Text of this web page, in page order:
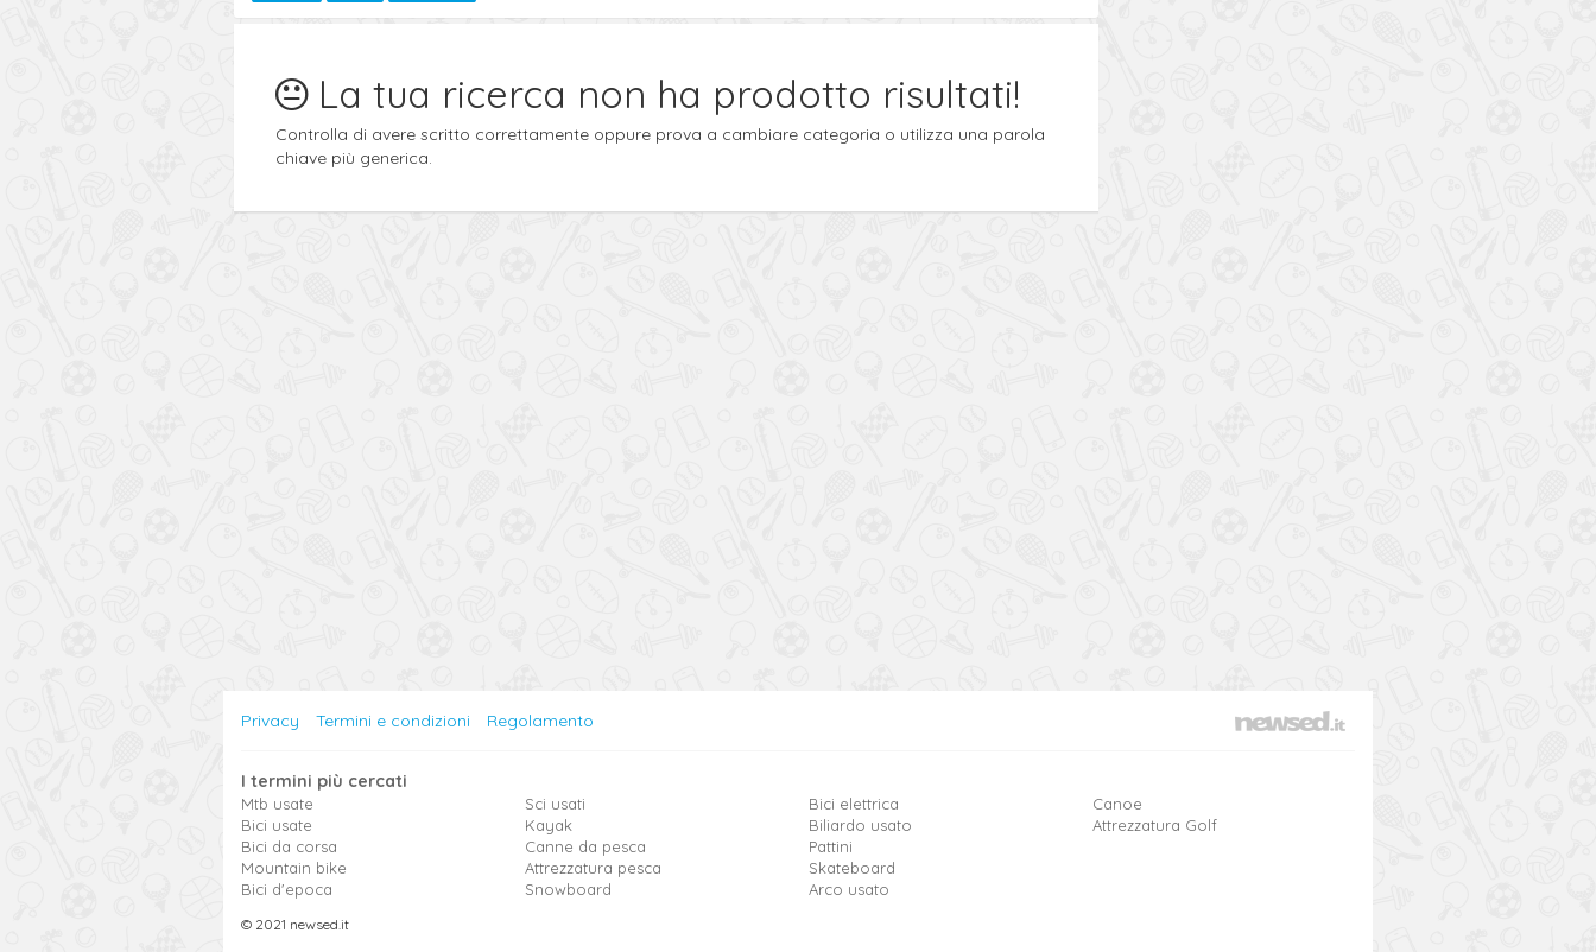
La tua ricerca non ha prodotto risultati!
Controlla di avere scritto correttamente oppure prova a cambiare categoria o utilizza una parola
chiave più generica.
Privacy Termini e condizioni Regolamento
I termini più cercati
Mtb usate
Bici usate
Bici da corsa
Mountain bike
Bici d'epoca
Sci usati
Kayak
Canne da pesca
Attrezzatura pesca
Snowboard
Bici elettrica
Biliardo usato
Pattini
Skateboard
Arco usato
Canoe
Attrezzatura Golf
© 2021 newsed.it